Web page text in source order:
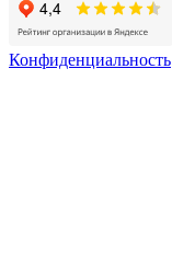
Конфиденциальность